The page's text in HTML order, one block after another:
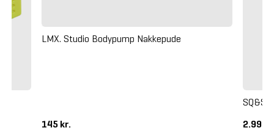
LMX. Studio Bodypump Nakkepude
145 kr.
2.995